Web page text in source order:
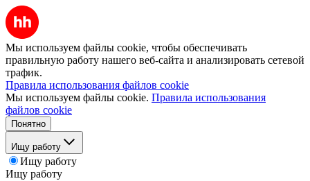
Мы используем файлы cookie, чтобы обеспечивать
правильную работу нашего веб-сайта и анализировать сетевой
трафик.
Правила использования файлов cookie
Мы используем файлы cookie. Правила использования
файлов cookie
Понятно
Ищу работу
Ищу работу
Ищу работу